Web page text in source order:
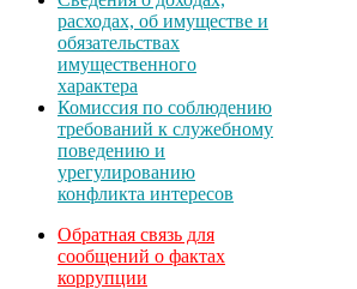
расходах, об имуществе и
обязательствах
имущественного
характера
Комиссия по соблюдению
требований к служебному
поведению и
урегулированию
конфликта интересов
Обратная связь для
сообщений о фактах
коррупции